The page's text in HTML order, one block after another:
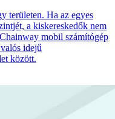
területen. Ha az egyes
a kiskereskedők nem
mobil számítógép
idejű
között.